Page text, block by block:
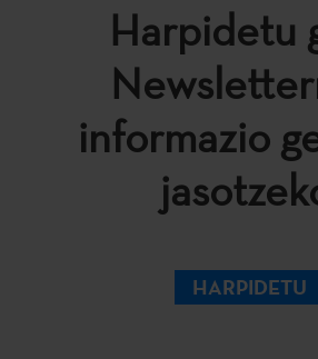
Harpidetu
informazio
HARPIDETU